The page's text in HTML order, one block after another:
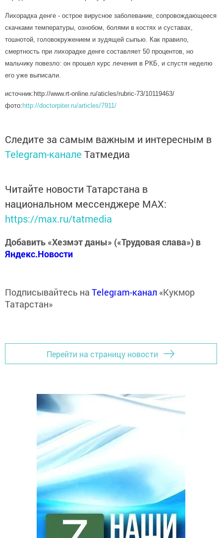
Лихорадка денге - острое вирусное заболевание, сопровождающееся
скачками температуры, ознобом, болями в костях и суставах,
тошнотой, головокружением и зудящей сыпью. Как правило,
смертность при лихорадке денге составляет 50 процентов, но
мальчику повезло: он прошел курс лечения в РКБ, и спустя неделю
его уже выписали.
источник:http://www.rt-online.ru/aticles/rubric-73/10119463/
фото: http://doctorpiter.ru/articles/7911/
Следите за самым важным и интересным в
Telegram-канале Татмедиа
Читайте новости Татарстана в
национальном мессенджере MАХ:
https://max.ru/tatmedia
Добавить «Хезмэт даны» («Трудовая слава») в
Яндекс.Новости
Подписывайтесь на Telegram-канал «Кукмор
Татарстан»
Перейти на страницу новости